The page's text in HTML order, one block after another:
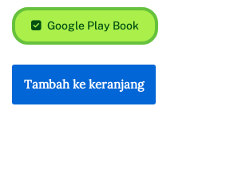
Google Play Book
Tambah ke keranjang